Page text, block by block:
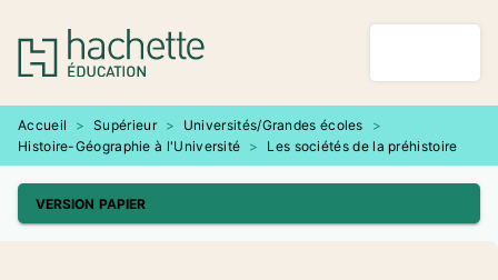
MENU RECHERCHE
PIED DE PAGE
Accueil > Supérieur > Universités/Grandes écoles
>
Histoire-Géographie à l'Université > Les sociétés de la préhistoire
VERSION PAPIER